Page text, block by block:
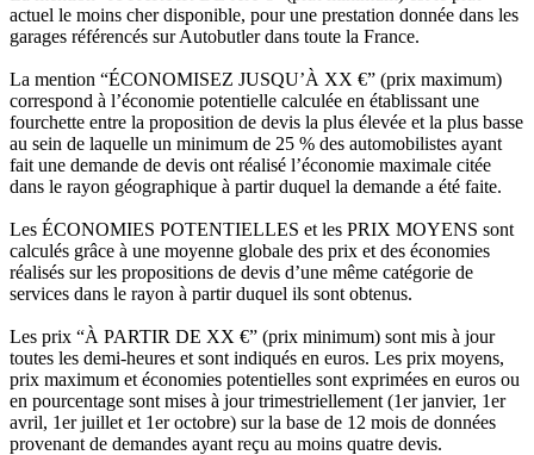
actuel le moins cher disponible, pour une prestation donnée dans les
garages référencés sur Autobutler dans toute la France.
La mention “ÉCONOMISEZ JUSQU’À XX €” (prix maximum)
correspond à l’économie potentielle calculée en établissant une
fourchette entre la proposition de devis la plus élevée et la plus basse
au sein de laquelle un minimum de 25 % des automobilistes ayant
fait une demande de devis ont réalisé l’économie maximale citée
dans le rayon géographique à partir duquel la demande a été faite.
Les ÉCONOMIES POTENTIELLES et les PRIX MOYENS sont
calculés grâce à une moyenne globale des prix et des économies
réalisés sur les propositions de devis d’une même catégorie de
services dans le rayon à partir duquel ils sont obtenus.
Les prix “À PARTIR DE XX €” (prix minimum) sont mis à jour
toutes les demi-heures et sont indiqués en euros. Les prix moyens,
prix maximum et économies potentielles sont exprimées en euros ou
en pourcentage sont mises à jour trimestriellement (1er janvier, 1er
avril, 1er juillet et 1er octobre) sur la base de 12 mois de données
provenant de demandes ayant reçu au moins quatre devis.